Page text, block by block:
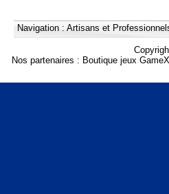
Navigation : Artisans et
Nos partenaires : Boutique jeux